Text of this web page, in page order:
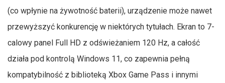
(co wpłynie na żywotność baterii), urządzenie może nawet
przewyższyć konkurencję w niektórych tytułach. Ekran to 7-
calowy panel Full HD z odświeżaniem 120 Hz, a całość
działa pod kontrolą Windows 11, co zapewnia pełną
kompatybilność z biblioteką Xbox Game Pass i innymi